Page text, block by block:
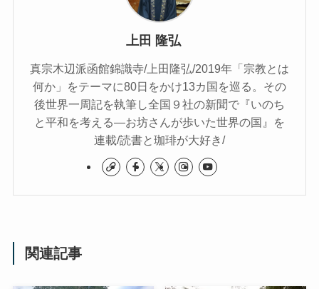
上田 隆弘
真宗木辺派函館錦識寺/上田隆弘/2019年「宗教とは
何か」をテーマに80日をかけ13カ国を巡る。その
後世界一周記を執筆し全国９社の新聞で『いのち
と平和を考える―お坊さんが歩いた世界の国』を
連載/読書と珈琲が大好き/
関連記事